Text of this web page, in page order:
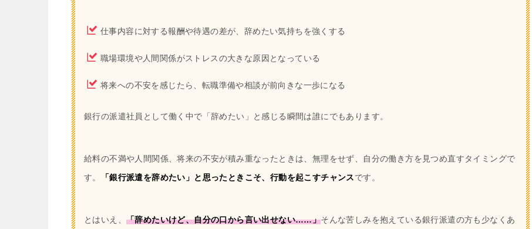
仕事内容に対する報酬や待遇の差が、辞めたい気持ちを強くする
職場環境や人間関係がストレスの大きな原因となっている
将来への不安を感じたら、転職準備や相談が前向きな一歩になる
銀行の派遣社員として働く中で「辞めたい」と感じる瞬間は誰にでもあります。
給料の不満や人間関係、将来の不安が積み重なったときは、無理をせず、自分の働き方を見つめ直すタイミングで
す。
「銀行派遣を辞めたい」と思ったときこそ、行動を起こすチャンスです。
とはいえ、 「辞めたいけど、自分の口から言い出せない……」そんな苦しみを抱えている銀行派遣の方も少なくあ